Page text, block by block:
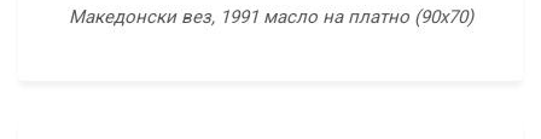
Македонски вез, 1991 масло на платно (90х70)
Посвета на мајка ми, 1969 масло на платно